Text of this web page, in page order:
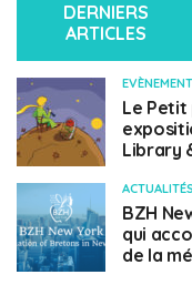
DERNIERS
ARTICLES
Le Petit
Library
BZH
qui
de la